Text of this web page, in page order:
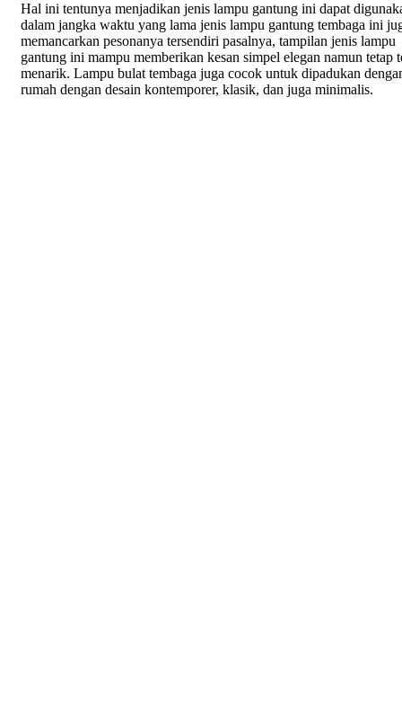
Hal ini tentunya menjadikan jenis lampu gantung ini dapat
dalam jangka waktu yang lama jenis lampu gantung tembaga ini
memancarkan pesonanya tersendiri pasalnya, tampilan jenis lampu
gantung ini mampu memberikan kesan simpel elegan namun tetap
menarik. Lampu bulat tembaga juga cocok untuk dipadukan
rumah dengan desain kontemporer, klasik, dan juga minimalis.